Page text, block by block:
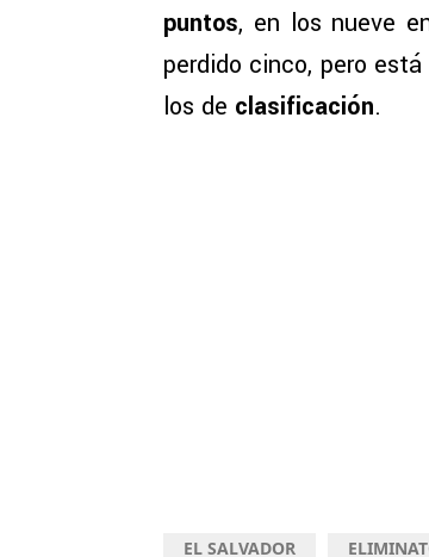
puntos, en los nueve
perdido cinco, pero
los de clasificación.
EL SALVADOR